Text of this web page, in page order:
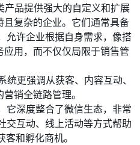
产品提供强大的自定义和扩展
复杂的企业。它们通常具备
允许企业根据自身需求，像搭
用，而不仅仅局限于销售管
统更强调从获客、内容互动、
销全链路管理。
它深度整合了微信生态，非常
交互动、线上活动等方式帮助
和孵化商机。